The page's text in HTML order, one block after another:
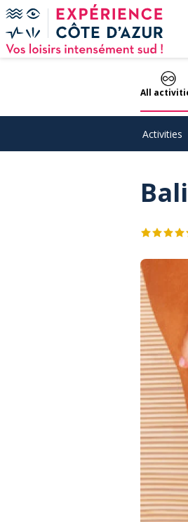
Cookies management panel
All
Activities